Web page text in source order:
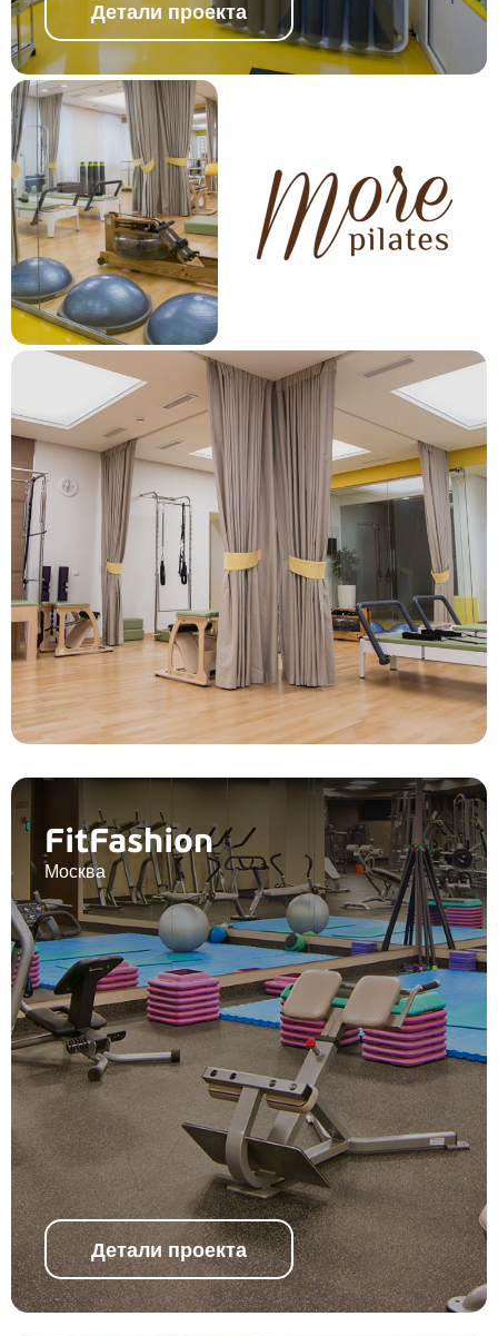
Детали проекта
FitFashion
Москва
Детали проекта